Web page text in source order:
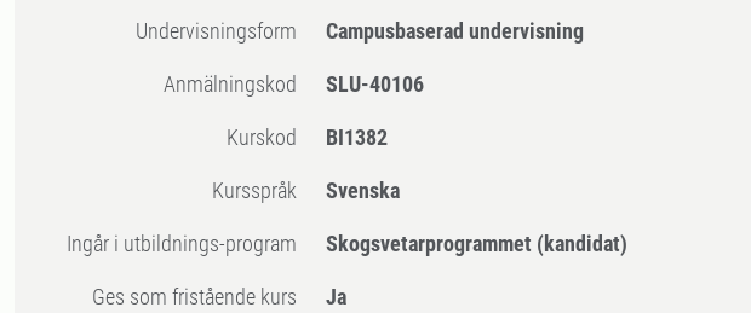
Undervisningsform Campusbaserad undervisning
Anmälningskod SLU-40106
Kurskod BI1382
Kursspråk Svenska
Ingår i utbildnings-program Skogsvetarprogrammet (kandidat)
Ges som fristående kurs Ja